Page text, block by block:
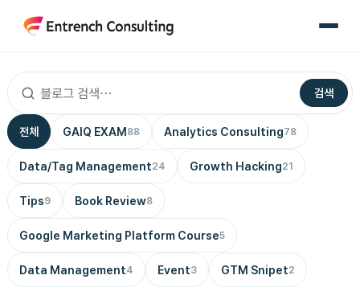
츠
건
너
뛰
기
검색
전체 GAIQ EXAM88 Analytics Consulting78
Data/Tag Management24 Growth Hacking21
Tips9 Book Review8
Google Marketing Platform Course5
Data Management4 Event3 GTM Snipet2